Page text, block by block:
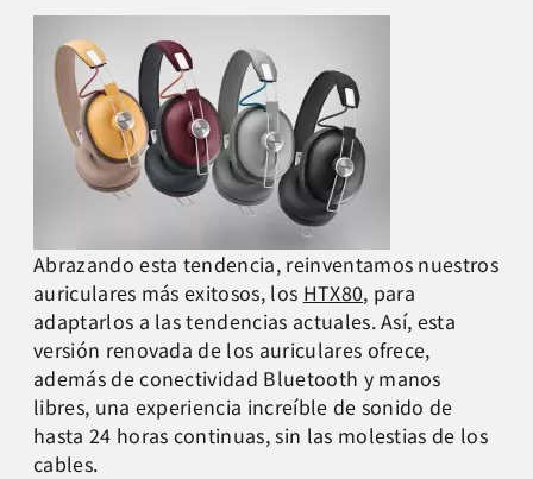
Abrazando esta tendencia, reinventamos nuestros
auriculares más exitosos, los HTX80, para
adaptarlos a las tendencias actuales. Así, esta
versión renovada de los auriculares ofrece,
además de conectividad Bluetooth y manos
libres, una experiencia increíble de sonido de
hasta 24 horas continuas, sin las molestias de los
cables.